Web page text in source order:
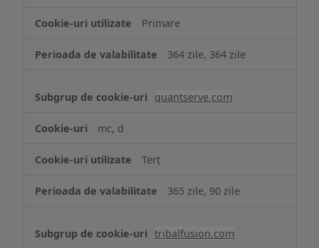
Primare
364 zile, 364 zile
quantserve.com
mc, d
Terț
365 zile, 90 zile
tribalfusion.com